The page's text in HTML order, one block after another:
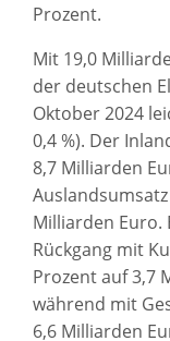
Prozent.
Mit 19,0
der deutschen
Oktober 2024
0,4 %). Der
8,7 Milliarden
Milliarden Euro.
Rückgang mit
Prozent auf 3,7
während mit
6,6 Milliarden